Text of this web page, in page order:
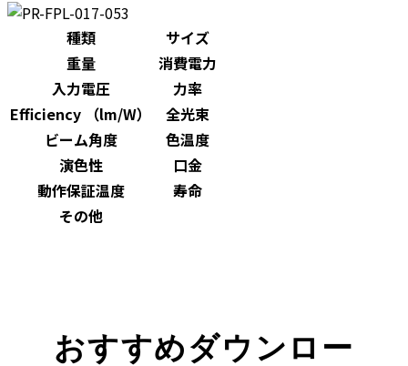
種類
サイズ
重量
消費電力
入力電圧
力率
Efficiency （lm/W）
全光束
ビーム角度
色温度
演色性
口金
動作保証温度
寿命
その他
おすすめダウンロー